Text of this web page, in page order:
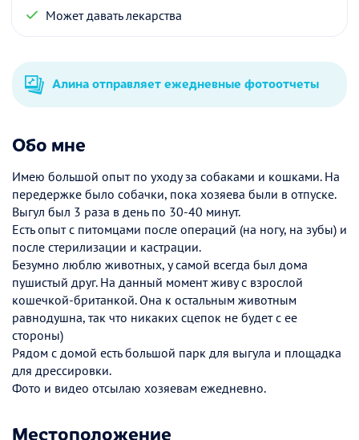
Может давать лекарства
Алина отправляет ежедневные фотоотчеты
Обо мне
Имею большой опыт по уходу за собаками и кошками. На
передержке было собачки, пока хозяева были в отпуске.
Выгул был 3 раза в день по 30-40 минут.
Есть опыт с питомцами после операций (на ногу, на зубы) и
после стерилизации и кастрации.
Безумно люблю животных, у самой всегда был дома
пушистый друг. На данный момент живу с взрослой
кошечкой-британкой. Она к остальным животным
равнодушна, так что никаких сцепок не будет с ее
стороны)
Рядом с домой есть большой парк для выгула и площадка
для дрессировки.
Фото и видео отсылаю хозяевам ежедневно.
Местоположение